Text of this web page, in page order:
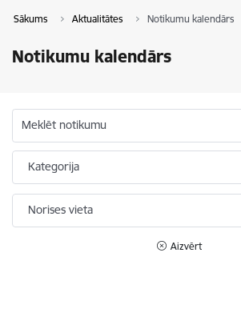
Sākums Aktualitātes Notikumu kalendārs
Notikumu kalendārs
Meklēt notikumu
Kategorija
Norises vieta
Aizvērt